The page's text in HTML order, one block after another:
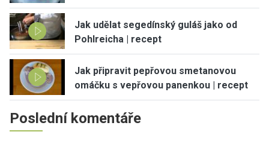
Jak udělat segedínský guláš jako od
Pohlreicha | recept
Jak připravit pepřovou smetanovou
omáčku s vepřovou panenkou | recept
Poslední komentáře